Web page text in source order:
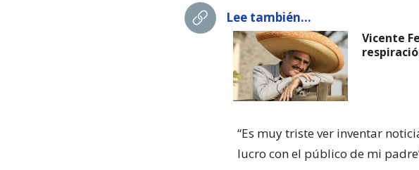
Lee también...
Vicente
“Es muy triste ver inventar
lucro con el público de mi